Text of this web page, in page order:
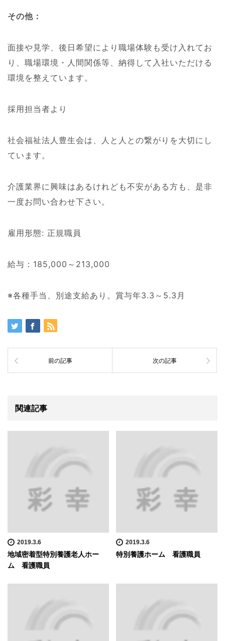
その他：
面接や見学、後日希望により職場体験も受け入れてお
り、職場環境・人間関係等、納得して入社いただける
環境を整えています。
採用担当者より
社会福祉法人豊生会は、人と人との繋がりを大切にし
ています。
介護業界に興味はあるけれども不安がある方も、是非
一度お問い合わせ下さい。
雇用形態: 正規職員
給与：185,000～213,000
※各種手当、別途支給あり。賞与年3.3～5.3月
前の記事 次の記事
関連記事
2019.3.6
地域密着型特別養護老人ホー
ム 看護職員
2019.3.6
特別養護ホーム 看護職員